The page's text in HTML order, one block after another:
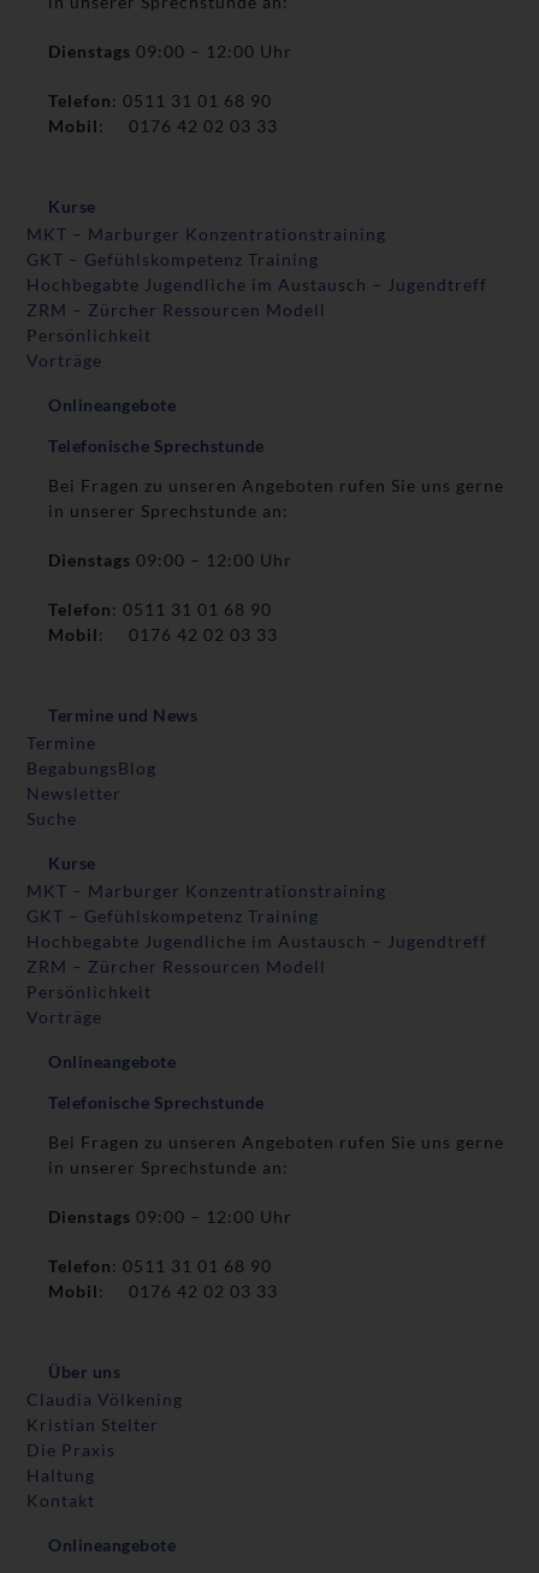
Dienstags09:00 – 12:00 Uhr
Telefon: 0511 31 01 68 90
Mobil: 0176 42 02 03 33
Kurse
MKT – Marburger Konzentrationstraining
GKT – Gefühlskompetenz Training
Hochbegabte Jugendliche im Austausch – Jugendtreff
ZRM – Zürcher Ressourcen Modell
Persönlichkeit
Vorträge
Onlineangebote
Telefonische Sprechstunde
Bei Fragen zu unseren Angeboten rufen Sie uns gerne
in unserer Sprechstunde an:
Dienstags09:00 – 12:00 Uhr
Telefon: 0511 31 01 68 90
Mobil: 0176 42 02 03 33
Termine und News
Termine
BegabungsBlog
Newsletter
Suche
Kurse
MKT – Marburger Konzentrationstraining
GKT – Gefühlskompetenz Training
Hochbegabte Jugendliche im Austausch – Jugendtreff
ZRM – Zürcher Ressourcen Modell
Persönlichkeit
Vorträge
Onlineangebote
Telefonische Sprechstunde
Bei Fragen zu unseren Angeboten rufen Sie uns gerne
in unserer Sprechstunde an:
Dienstags09:00 – 12:00 Uhr
Telefon: 0511 31 01 68 90
Mobil: 0176 42 02 03 33
Über uns
Claudia Völkening
Kristian Stelter
Die Praxis
Haltung
Kontakt
Onlineangebote